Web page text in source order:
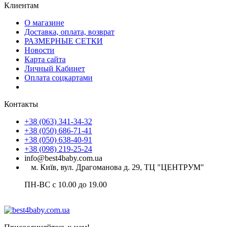
Клиентам
О магазине
Доставка, оплата, возврат
РАЗМЕРНЫЕ СЕТКИ
Новости
Карта сайта
Личный Кабинет
Оплата соцкартами
Контакты
+38 (063) 341-34-32
+38 (050) 686-71-41
+38 (050) 638-40-91
+38 (098) 219-25-24
info@best4baby.com.ua
м. Київ, вул. Драгоманова д. 29, ТЦ "ЦЕНТРУМ"
ПН-ВС с 10.00 до 19.00